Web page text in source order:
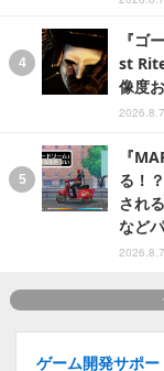
『ゴ
st
像度
『
る！
され
など
ゲーム開発サポ